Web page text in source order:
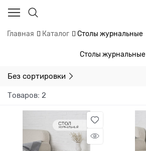
Главная Каталог Столы журнальные
Столы журнальные
Без сортировки
Товаров: 2